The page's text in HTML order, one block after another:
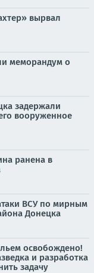
вырвал
меморандум о
задержали
вооруженное
ранена в
ВСУ по мирным
Донецка
освобождено!
и разработка
задачу